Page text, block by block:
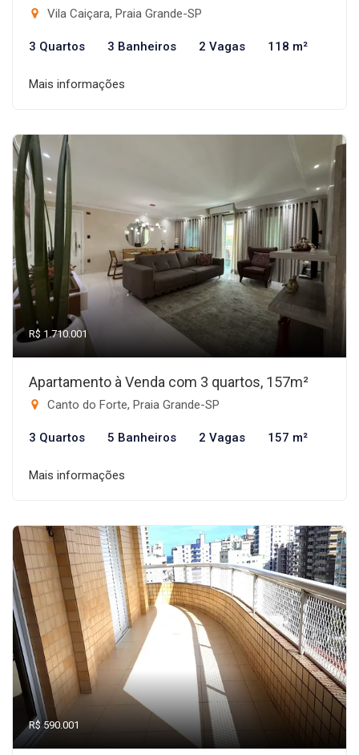
Vila Caiçara, Praia Grande-SP
3 Quartos 3 Banheiros 2 Vagas 118 m²
Mais informações
R$ 1.710.001
Apartamento à Venda com 3 quartos, 157m²
Canto do Forte, Praia Grande-SP
3 Quartos 5 Banheiros 2 Vagas 157 m²
Mais informações
R$ 590.001